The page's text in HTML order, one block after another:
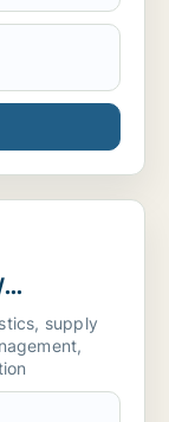
/
supply